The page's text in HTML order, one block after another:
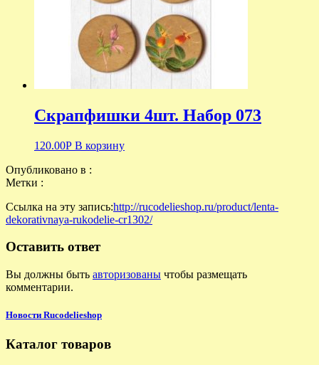
Скрапфишки 4шт. Набор 073
120.00Р В корзину
Опубликовано в :
Метки :
Ссылка на эту запись:http://rucodelieshop.ru/product/lenta-
dekorativnaya-rukodelie-cr1302/
Оставить ответ
Вы должны быть авторизованы чтобы размещать
комментарии.
Новости Rucodelieshop
Каталог товаров